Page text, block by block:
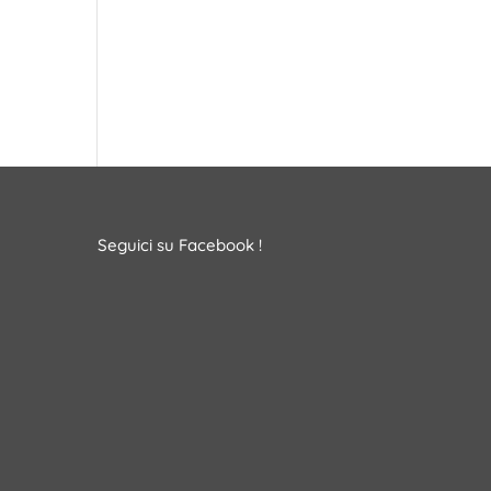
Seguici su Facebook !